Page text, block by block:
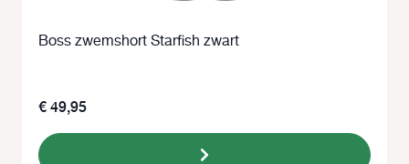
Boss zwemshort Starfish zwart
€ 49,95